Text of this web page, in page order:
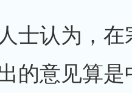
认为，在
的意见算是